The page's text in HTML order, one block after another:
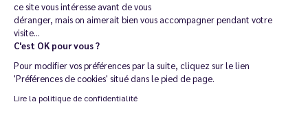
ce site vous intéresse avant de vous
déranger, mais on aimerait bien vous accompagner pendant votre
visite...
C'est OK pour vous ?
Pour modifier vos préférences par la suite, cliquez sur le lien
'Préférences de cookies' situé dans le pied de page.
Lire la politique de confidentialité
La vente de cigarette électronique est interdite chez les moins de
18 ans. 🔞
Copyright © 2014 - 2026 Le Vapoteur Discount - Tous droits